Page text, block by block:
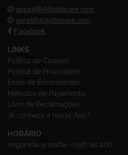
apps4@4digitalcare.com
geral@4digitalcare.com
Facebook
LINKS
Política de Cookies
Política de Privacidade
Envio de Encomendas
Métodos de Pagamento
Livro de Reclamações
Já conhece a nossa App?
HORÁRIO
segunda a sexta - 09h às 20h